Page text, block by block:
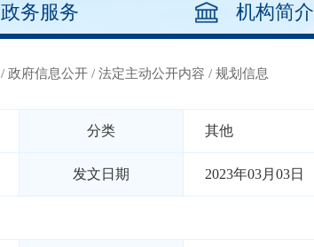
政务服务 机构简介
/ 政府信息公开 / 法定主动公开内容 / 规划信息
分类 其他
发文日期 2023年03月03日